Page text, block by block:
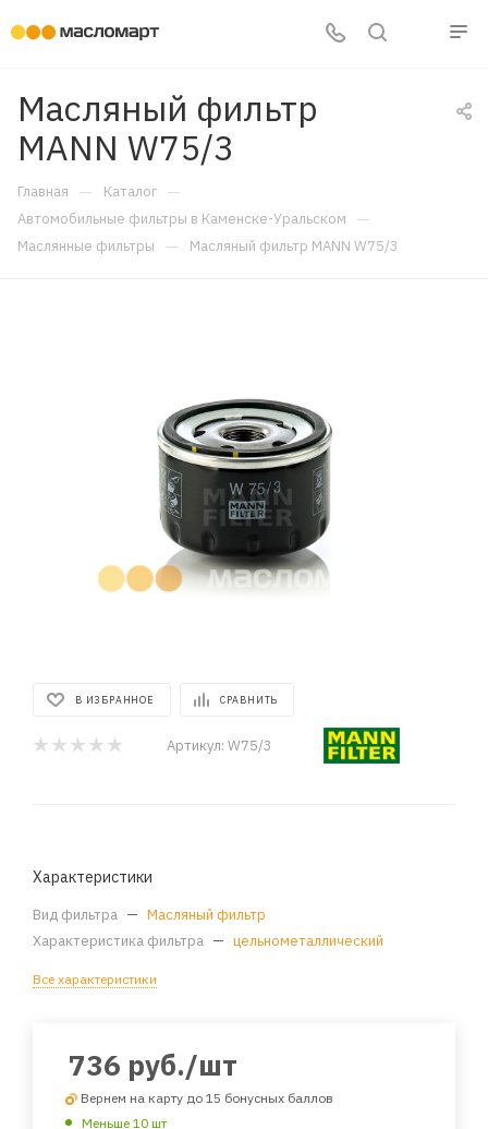
Масляный фильтр
MANN W75/3
Главная — Каталог —
Автомобильные фильтры в Каменске-Уральском —
Маслянные фильтры — Масляный фильтр MANN W75/3
В ИЗБРАННОЕ СРАВНИТЬ
Артикул: W75/3
Характеристики
Вид фильтра — Масляный фильтр
Характеристика фильтра — цельнометаллический
Все характеристики
736 руб./шт
Вернем на карту до 15 бонусных баллов
Меньше 10 шт